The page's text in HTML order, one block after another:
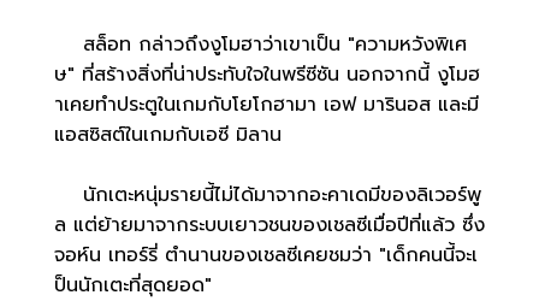
สล็อท กล่าวถึงงูโมฮาว่าเขาเป็น "ความหวังพิเศ
ษ" ที่สร้างสิ่งที่น่าประทับใจในพรีซีซัน นอกจากนี้ งูโมฮ
าเคยทำประตูในเกมกับโยโกฮามา เอฟ มารินอส และมี
แอสซิสต์ในเกมกับเอซี มิลาน
นักเตะหนุ่มรายนี้ไม่ได้มาจากอะคาเดมีของลิเวอร์พู
ล แต่ย้ายมาจากระบบเยาวชนของเชลซีเมื่อปีที่แล้ว ซึ่ง
จอห์น เทอร์รี่ ตำนานของเชลซีเคยชมว่า "เด็กคนนี้จะเ
ป็นนักเตะที่สุดยอด"